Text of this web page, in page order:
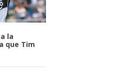
la
que Tim